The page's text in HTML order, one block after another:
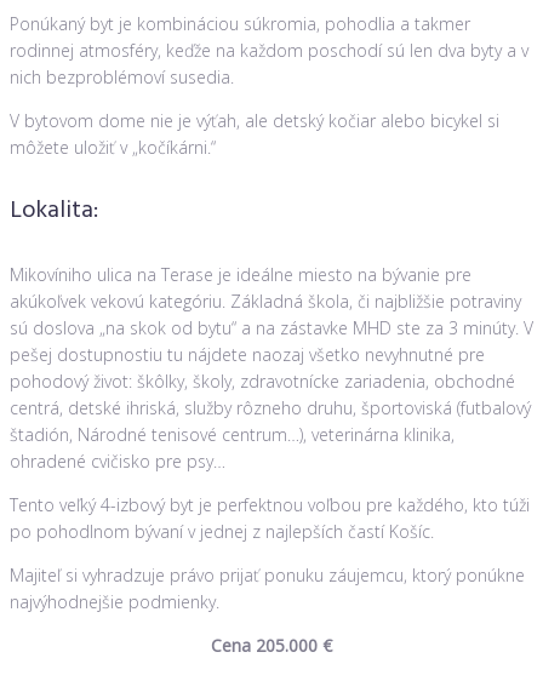
Ponúkaný byt je kombináciou súkromia, pohodlia a takmer
rodinnej atmosféry, keďže na každom poschodí sú len dva byty a v
nich bezproblémoví susedia.
V bytovom dome nie je výťah, ale detský kočiar alebo bicykel si
môžete uložiť v „kočíkárni.“
Lokalita:
Mikovíniho ulica na Terase je ideálne miesto na bývanie pre
akúkoľvek vekovú kategóriu. Základná škola, či najbližšie potraviny
sú doslova „na skok od bytu“ a na zástavke MHD ste za 3 minúty. V
pešej dostupnostiu tu nájdete naozaj všetko nevyhnutné pre
pohodový život: škôlky, školy, zdravotnícke zariadenia, obchodné
centrá, detské ihriská, služby rôzneho druhu, športoviská (futbalový
štadión, Národné tenisové centrum…), veterinárna klinika,
ohradené cvičisko pre psy…
Tento veľký 4-izbový byt je perfektnou voľbou pre každého, kto túži
po pohodlnom bývaní v jednej z najlepších častí Košíc.
Majiteľ si vyhradzuje právo prijať ponuku záujemcu, ktorý ponúkne
najvýhodnejšie podmienky.
Cena 205.000 €